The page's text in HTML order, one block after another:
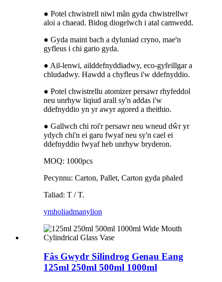
● Potel chwistrell niwl mân gyda chwistrellwr
aloi a chaead. Bidog diogelwch i atal camwedd.
● Gyda maint bach a dyluniad cryno, mae'n
gyfleus i chi gario gyda.
● Ail-lenwi, ailddefnyddiadwy, eco-gyfeillgar a
chludadwy. Hawdd a chyfleus i'w ddefnyddio.
● Potel chwistrellu atomizer persawr rhyfeddol
neu unrhyw liqiud arall sy'n addas i'w
ddefnyddio yn yr awyr agored a theithio.
● Gallwch chi roi'r persawr neu wneud dŵr yr
ydych chi'n ei garu fwyaf neu sy'n cael ei
ddefnyddio fwyaf heb unrhyw bryderon.
MOQ: 1000pcs
Pecynnu: Carton, Pallet, Carton gyda phaled
Taliad: T / T.
ymholiadmanylion
Fâs Gwydr Silindrog Genau Eang
125ml 250ml 500ml 1000ml